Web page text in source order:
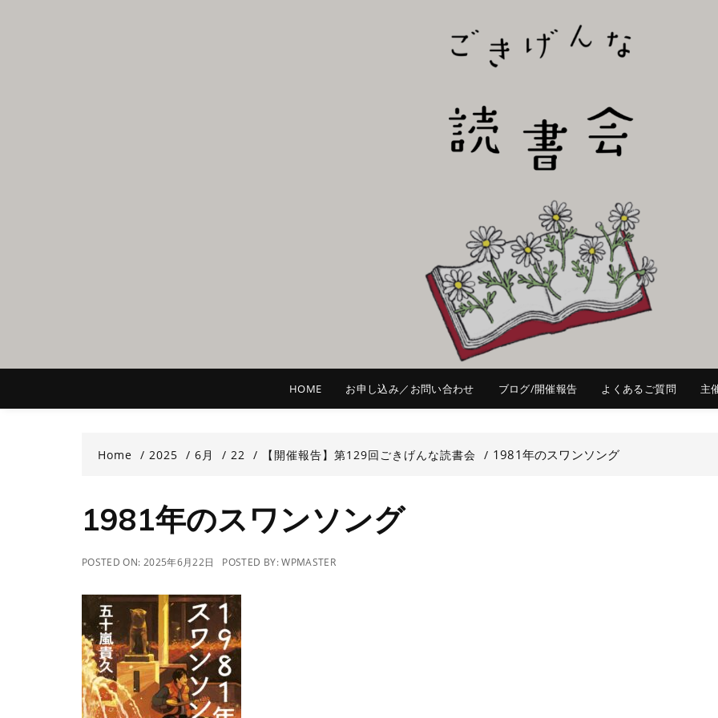
ごき
HOME お申し込み／お問い合わせ ブログ/開催報告 よくあるご質問 主
Home 2025 6月 22 【開催報告】第129回ごきげんな読書会 1981年のスワンソング
1981年のスワンソング
POSTED ON: 2025年6月22日 POSTED BY:WPMASTER